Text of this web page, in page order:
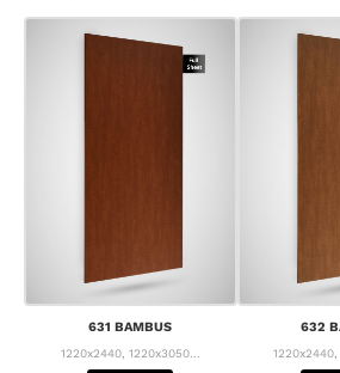
631 BAMBUS
1220x2440, 1220x3050...
632
1220x2440,